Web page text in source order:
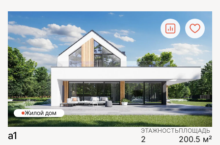
Жилой дом
a1 ЭТАЖНОСТЬ
2
ПЛОЩАДЬ
200.5 м²